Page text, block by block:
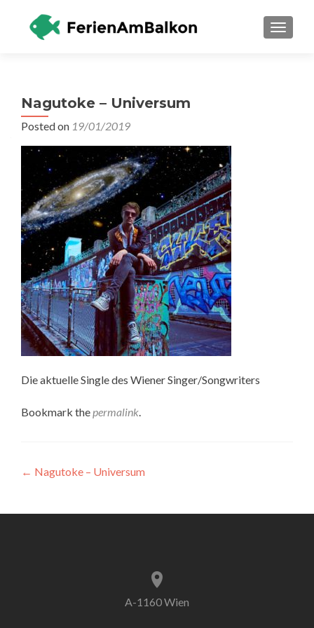
Nagutoke – Universum
Posted on 19/01/2019
Die aktuelle Single des Wiener Singer/Songwriters
Bookmark thepermalink.
Post
← Nagutoke – Universum
A-1160 Wien